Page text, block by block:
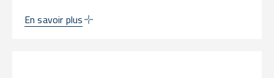
En savoir plus